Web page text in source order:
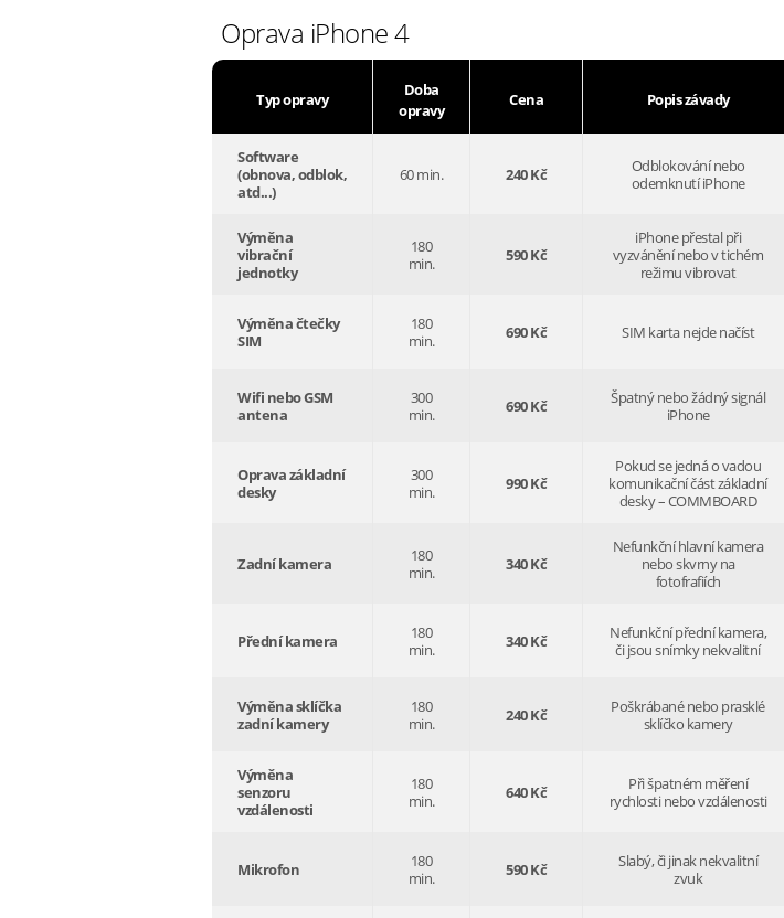
Oprava iPhone 4
Typ opravy
Doba
opravy
Cena Popis závady
Software
(obnova, odblok,
atd...)
60 min. 240 Kč
Odblokování nebo
odemknutí iPhone
Výměna
vibrační
jednotky
180
min.
590 Kč
iPhone přestal při
vyzvánění nebo v tichém
režimu vibrovat
Výměna čtečky
SIM
180
min.
690 Kč SIM karta nejde načíst
Wifi nebo GSM
antena
300
min.
690 Kč
Špatný nebo žádný signál
iPhone
Oprava základní
desky
300
min.
990 Kč
Pokud se jedná o vadou
komunikační část základní
desky – COMMBOARD
Zadní kamera
180
min.
340 Kč
Nefunkční hlavní kamera
nebo skvrny na
fotofrafiích
Přední kamera
180
min.
340 Kč
Nefunkční přední kamera,
či jsou snímky nekvalitní
Výměna sklíčka
zadní kamery
180
min.
240 Kč
Poškrábané nebo prasklé
sklíčko kamery
Výměna
senzoru
vzdálenosti
180
min.
640 Kč
Při špatném měření
rychlosti nebo vzdálenosti
Mikrofon
180
min.
590 Kč
Slabý, či jinak nekvalitní
zvuk